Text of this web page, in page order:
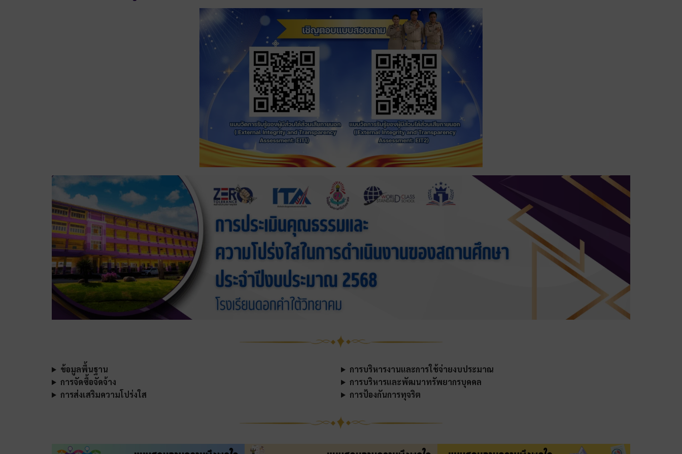
ข้อมูลพื้นฐาน
การบริหารงานและการใช้จ่ายงบประมาณ
การจัดซื้อจัดจ้าง
การบริหารและพัฒนาทรัพยากรบุคคล
การส่งเสริมความโปร่งใส
การป้องกันการทุจริต